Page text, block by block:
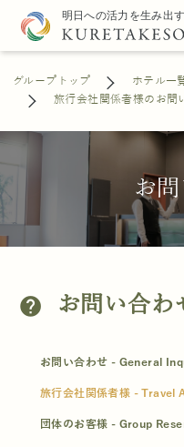
グループトップ ホテル一
旅行会社関係者様のお問
お
help お問い合わ
お問い合わせ - General
旅行会社関係者様 - Travel
団体のお客様 - Group